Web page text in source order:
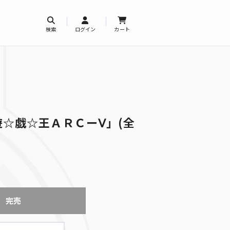
検索 ログイン カート
☆戯☆王ＡＲＣーⅤ」(全
完売